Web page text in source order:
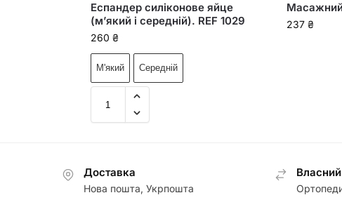
Еспандер силіконове яйце
(м’який і середній). REF 1029
260 ₴
М'який Середній
237 ₴
Доставка
Нова пошта, Укрпошта